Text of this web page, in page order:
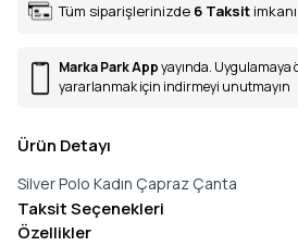
Tüm siparişlerinizde 6 Taksit
Marka Park Appyayında. Uygulamaya
yararlanmak için indirmeyi unutmayın
Ürün Detayı
Silver Polo Kadın Çapraz Çanta
Taksit Seçenekleri
Özellikler